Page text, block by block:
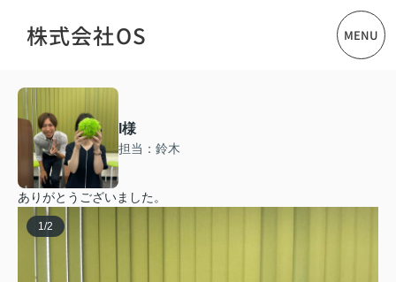
株式会社OS MENU
I様
担当：鈴木
ありがとうございました。
1/2